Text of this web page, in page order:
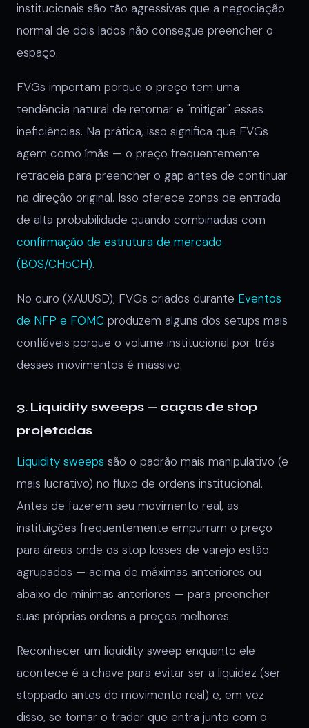
institucionais são tão agressivas que a negociação
normal de dois lados não consegue preencher o
espaço.
FVGs importam porque o preço tem uma
tendência natural de retornar e "mitigar" essas
ineficiências. Na prática, isso significa que FVGs
agem como ímãs — o preço frequentemente
retraceia para preencher o gap antes de continuar
na direção original. Isso oferece zonas de entrada
de alta probabilidade quando combinadas com
confirmação de estrutura de mercado
(BOS/CHoCH).
No ouro (XAUUSD), FVGs criados durante Eventos
de NFP e FOMC produzem alguns dos setups mais
confiáveis porque o volume institucional por trás
desses movimentos é massivo.
3. Liquidity sweeps — caças de stop
projetadas
Liquidity sweeps são o padrão mais manipulativo (e
mais lucrativo) no fluxo de ordens institucional.
Antes de fazerem seu movimento real, as
instituições frequentemente empurram o preço
para áreas onde os stop losses de varejo estão
agrupados — acima de máximas anteriores ou
abaixo de mínimas anteriores — para preencher
suas próprias ordens a preços melhores.
Reconhecer um liquidity sweep enquanto ele
acontece é a chave para evitar ser a liquidez (ser
stoppado antes do movimento real) e, em vez
disso, se tornar o trader que entra junto com o